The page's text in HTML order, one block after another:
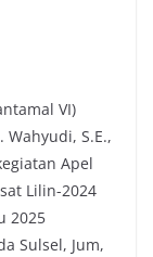
VI)
Wahyudi, S.E.,
Apel
Lilin-2024
2025
Sulsel, Jum,